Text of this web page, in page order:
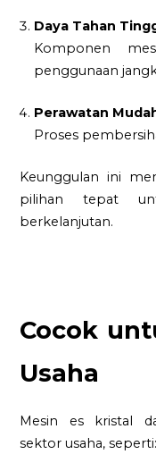
Daya Tahan
Komponen
penggunaan
Perawatan
Proses
Keunggulan ini
pilihan tepat
berkelanjutan.
Cocok
Usaha
Mesin es kristal
sektor usaha, seperti: